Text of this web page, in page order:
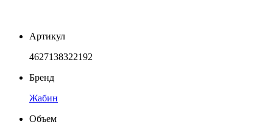
Артикул
4627138322192
Бренд
Жабин
Объем